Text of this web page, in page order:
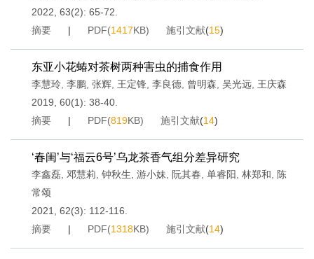
2022, 63(2): 65-72.
摘要
| PDF(1417KB) 施引文献(15)
东亚小花蝽对茶树两种害虫的捕食作用
李慧玲 李鹏 张辉 王定锋 李良德 曾明森 吴光远 王庆森
2019, 60(1): 38-40.
摘要
| PDF(819KB) 施引文献(14)
‘春闺’与‘福云6号’乌龙茶香气组分差异研究
李鑫磊 邓慧莉 钟秋生 游小妹 阮其春 单睿阳 林郑和
陈
常颂
2021, 62(3): 112-116.
摘要
| PDF(1318KB) 施引文献(14)